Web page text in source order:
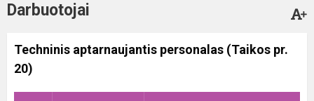
Darbuotojai
Techninis aptarnaujantis personalas (Taikos pr.
20)